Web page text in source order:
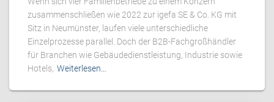
zusammenschließen wie 2022 zur igefa SE & Co. KG mit
Sitz in Neumünster, laufen viele unterschiedliche
Einzelprozesse parallel. Doch der B2B-Fachgroßhändler
für Branchen wie Gebäudedienstleistung, Industrie sowie
Hotels, Weiterlesen…